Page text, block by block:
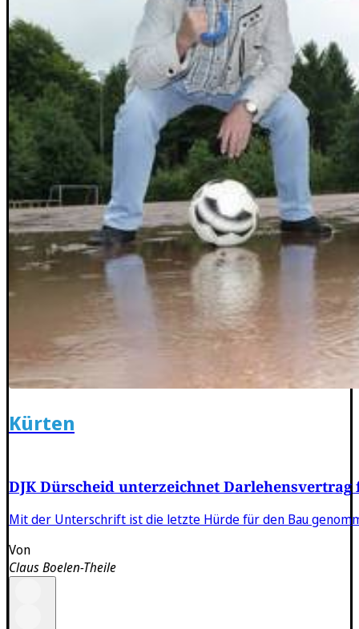
Kürten
DJK Dürscheid unterzeichnet
Mit der Unterschrift ist die letzte Hürde für den Bau
Von
Claus Boelen-Theile